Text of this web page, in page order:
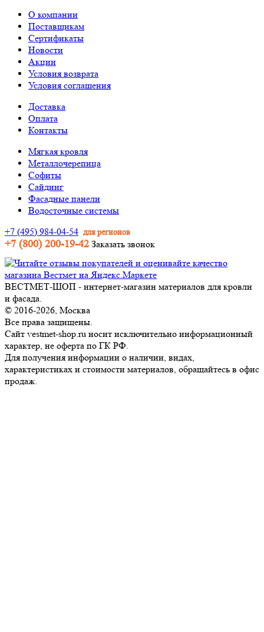
О компании
Поставщикам
Сертификаты
Новости
Акции
Условия возврата
Условия соглашения
Доставка
Оплата
Контакты
Мягкая кровля
Металлочерепица
Софиты
Сайдинг
Фасадные панели
Водосточные системы
+7 (495) 984-04-54 для регионов
+7 (800) 200-19-42 Заказать звонок
ВЕСТМЕТ-ШОП - интернет-магазин материалов для кровли
и фасада.
© 2016-2026, Москва
Все права защищены.
Сайт vestmet-shop.ru носит исключительно информационный
характер, не оферта по ГК РФ.
Для получения информации о наличии, видах,
характеристиках и стоимости материалов, обращайтесь в офис
продаж.